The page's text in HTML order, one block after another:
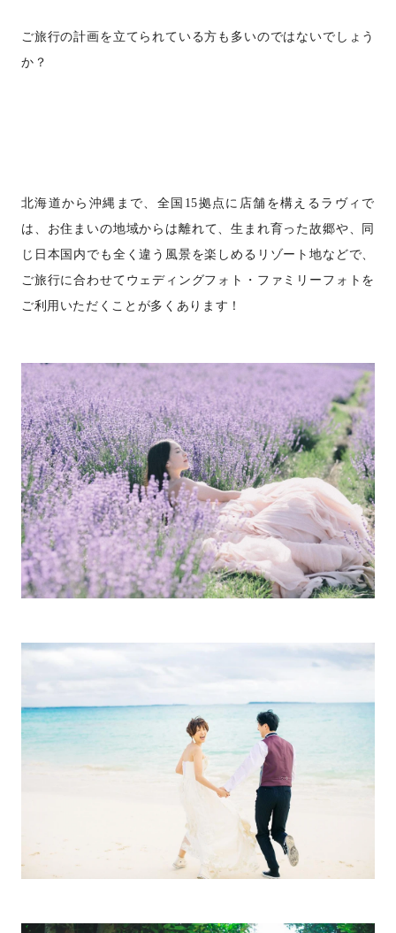
ご旅行の計画を立てられている方も多いのではないでしょう
か？
北海道から沖縄まで、全国 15拠点に店舗を構えるラヴィで
は、 お住まいの地域からは離れて、生まれ育った故郷や、同
じ日本国内でも全く違う風景を楽しめるリゾート地などで、
ご旅行に合わせてウェディングフォト・ファミリーフォトを
ご利用いただくことが多くあります！